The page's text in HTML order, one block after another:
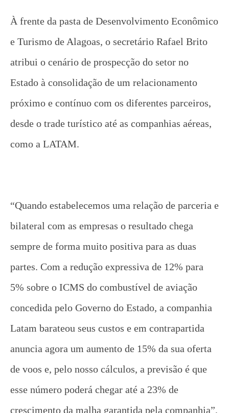
À frente da pasta de Desenvolvimento Econômico
e Turismo de Alagoas, o secretário Rafael Brito
atribui o cenário de prospecção do setor no
Estado à consolidação de um relacionamento
próximo e contínuo com os diferentes parceiros,
desde o trade turístico até as companhias aéreas,
como a LATAM.
“Quando estabelecemos uma relação de parceria e
bilateral com as empresas o resultado chega
sempre de forma muito positiva para as duas
partes. Com a redução expressiva de 12% para
5% sobre o ICMS do combustível de aviação
concedida pelo Governo do Estado, a companhia
Latam barateou seus custos e em contrapartida
anuncia agora um aumento de 15% da sua oferta
de voos e, pelo nosso cálculos, a previsão é que
esse número poderá chegar até a 23% de
crescimento da malha garantida pela companhia”,